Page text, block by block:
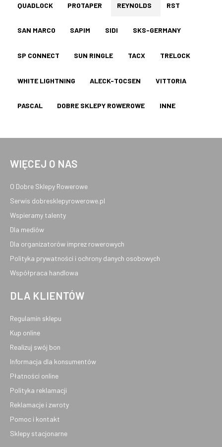
QUADLOCK PROTAPER REYNOLDS RST
SAN MARCO SAPIM SIDI SKS-GERMANY
SP CONNECT SUN RINGLE TACX TRELOCK
WHITE LIGHTNING ALECK-TOCSEN VITTORIA
PASCAL DOBRE SKLEPY ROWEROWE INNE
WIĘCEJ O NAS
O Dobre Sklepy Rowerowe
Serwis dobresklepyrowerowe.pl
Wspieramy talenty
Dla mediów
Dla organizatorów imprez rowerowych
Polityka prywatności i ochrony danych osobowych
Współpraca handlowa
DLA KLIENTÓW
Regulamin sklepu
Kup online
Realizuj swój bon
Informacja dla konsumentów
Płatności online
Polityka reklamacji
Reklamacje i zwroty
Pomoc i kontakt
Sklepy stacjonarne